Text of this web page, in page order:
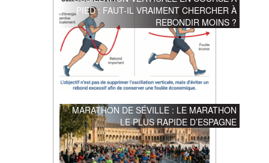
PIED : FAUT-IL VRAIMENT CHERCHER À
REBONDIR MOINS ?
MARATHON DE SÉVILLE : LE MARATHON
LE PLUS RAPIDE D’ESPAGNE